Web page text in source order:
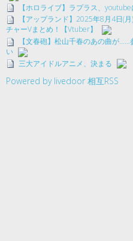
【ホロライブ】ラプラス、
【アップランド】2025年8月4日(
チャーVまとめ！【Vtuber】
【文春砲】松山千春のあの曲が
い
三大アイドルアニメ、決まる
Powered by livedoor 相互RSS